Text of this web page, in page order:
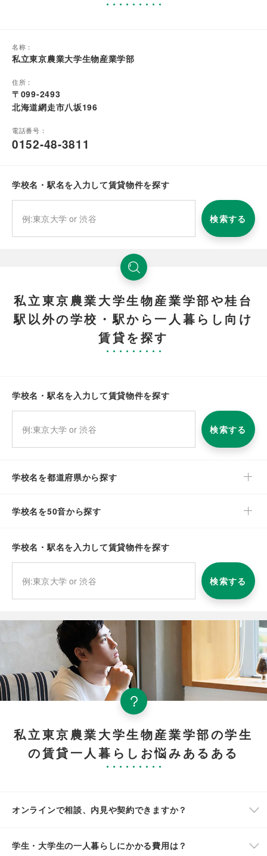
名称：
私立東京農業大学生物産業学部
住所：
〒099-2493
北海道網走市八坂196
電話番号：
0152-48-3811
学校名・駅名を入力して賃貸物件を探す
検索する
私立東京農業大学生物産業学部や桂台
駅以外の学校・駅から一人暮らし向け
賃貸を探す
学校名・駅名を入力して賃貸物件を探す
検索する
学校名を都道府県から探す
学校名を50音から探す
学校名・駅名を入力して賃貸物件を探す
検索する
私立東京農業大学生物産業学部の学生
の賃貸一人暮らしお悩みあるある
オンラインで相談、内見や契約できますか？
学生・大学生の一人暮らしにかかる費用は？